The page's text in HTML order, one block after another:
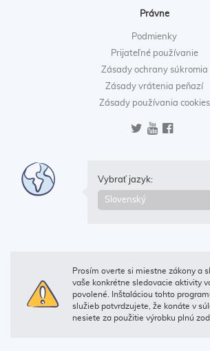
Právne
Podmienky
Prijateľné používanie
Zásady ochrany súkromia
Zásady vrátenia peňazí
Zásady používania cookies
Vybrať jazyk:
Prosím overte si miestne zákony a
vaše konkrétne sledovacie aktivity
povolené. Inštaláciou tohto
služieb potvrdzujete, že konáte v
nesiete za použitie výrobku plnú